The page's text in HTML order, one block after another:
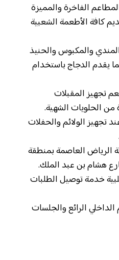
الفاخرة والمميزة
كافة الأطعمة الشعبية
والمكبوس والحنيذ
يقدم الدجاج باستخدام
تجهيز المقبلات
الحلويات الشهية.
تجهيز الولائم والحفلات
الرياض العاصمة بمنطقة
هشام بن عبد الملك.
خدمة توصيل الطلبات
الرائع والجلسات